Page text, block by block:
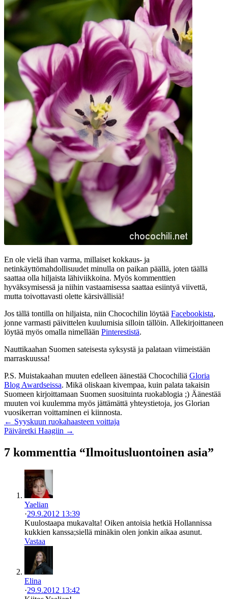
En ole vielä ihan varma, millaiset kokkaus- ja
netinkäyttömahdollisuudet minulla on paikan päällä, joten täällä
saattaa olla hiljaista lähiviikkoina. Myös kommenttien
hyväksymisessä ja niihin vastaamisessa saattaa esiintyä viivettä,
mutta toivottavasti olette kärsivällisiä!
Jos tällä tontilla on hiljaista, niin Chocochilin löytää Facebookista,
jonne varmasti päivittelen kuulumisia silloin tällöin. Allekirjoittaneen
löytää myös omalla nimellään Pinterestistä.
Nauttikaahan Suomen sateisesta syksystä ja palataan viimeistään
marraskuussa!
P.S. Muistakaahan muuten edelleen äänestää Chocochiliä Gloria
Blog Awardseissa. Mikä oliskaan kivempaa, kuin palata takaisin
Suomeen kirjoittamaan Suomen suosituinta ruokablogia ;) Äänestää
muuten voi kuulemma myös jättämättä yhteystietoja, jos Glorian
vuosikerran voittaminen ei kiinnosta.
← Syyskuun ruokahaasteen voittaja
Päiväretki Haagiin →
7 kommenttia “Ilmoitusluontoinen asia”
Yaelian
·29.9.2012 13:39
Kuulostaapa mukavalta! Oiken antoisia hetkiä Hollannissa
kukkien kanssa;siellä minäkin olen jonkin aikaa asunut.
Vastaa
Elina
·29.9.2012 13:42